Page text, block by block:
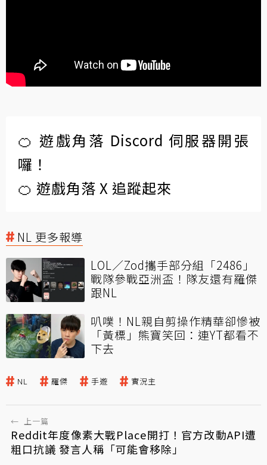
🍊 遊戲角落 Discord 伺服器開張
囉！
🍊 遊戲角落 X 追蹤起來
NL 更多報導
LOL／Zod攜手部分組「2486」
戰隊參戰亞洲盃！隊友還有羅傑
跟NL
叭噗！NL親自剪操作精華卻慘被
「黃標」熊寶笑回：連YT都看不
下去
NL 羅傑 手遊 實況主
← 上一篇
Reddit年度像素大戰Place開打！官方改動API遭
粗口抗議 發言人稱「可能會移除」